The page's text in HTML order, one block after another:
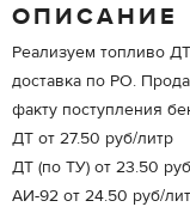
ОПИСАНИЕ
Реализуем топливо
доставка по РО.
факту поступления
ДТ от 27.50 руб/литр
ДТ (по ТУ) от 23.50
АИ-92 от 24.50 руб/